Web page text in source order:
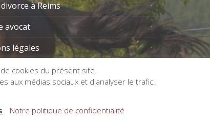
à Reims
avocat
légales
cookies du présent site.
aux médias sociaux et d'analyser le trafic.
Notre politique de confidentialité